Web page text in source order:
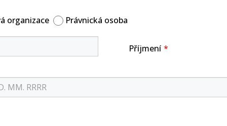
organizace Právnická osoba
Příjmení